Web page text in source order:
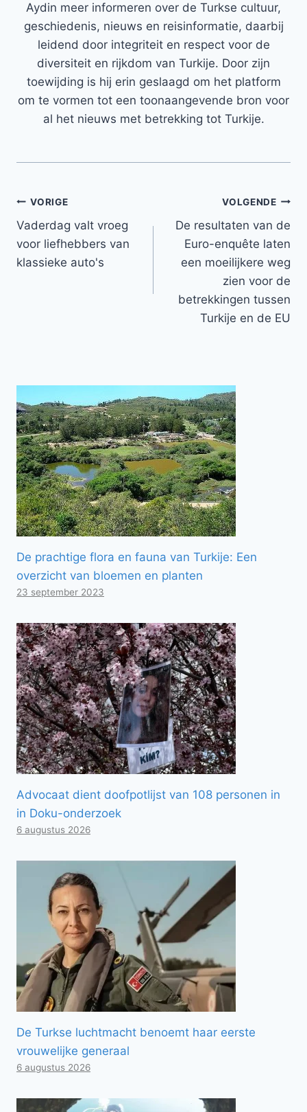
Aydin meer informeren over de Turkse cultuur,
geschiedenis, nieuws en reisinformatie, daarbij
leidend door integriteit en respect voor de
diversiteit en rijkdom van Turkije. Door zijn
toewijding is hij erin geslaagd om het platform
om te vormen tot een toonaangevende bron voor
al het nieuws met betrekking tot Turkije.
Bericht
navigatie
VORIGE
Vaderdag valt vroeg
voor liefhebbers van
klassieke auto's
VOLGENDE
De resultaten van de
Euro-enquête laten
een moeilijkere weg
zien voor de
betrekkingen tussen
Turkije en de EU
De prachtige flora en fauna van Turkije: Een
overzicht van bloemen en planten
23 september 2023
Advocaat dient doofpotlijst van 108 personen in
in Doku-onderzoek
6 augustus 2026
De Turkse luchtmacht benoemt haar eerste
vrouwelijke generaal
6 augustus 2026